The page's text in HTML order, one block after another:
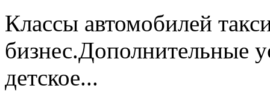
Классы автомобилей
бизнес.Дополнительные
детское...